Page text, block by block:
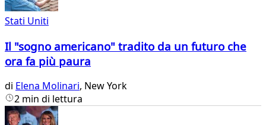
Stati Uniti
Il "sogno americano" tradito da un futuro che
ora fa più paura
di Elena Molinari, New York
2 min di lettura